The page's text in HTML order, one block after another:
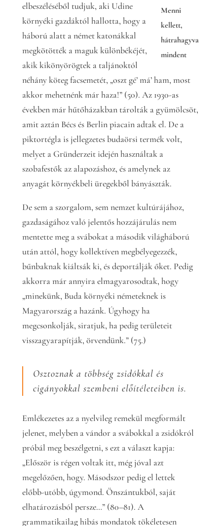
Menni
kellett,
hátrahagyva
mindent
elbeszéléséből tudjuk, aki Udine
környéki gazdáktól hallotta, hogy a
háború alatt a német katonákkal
megkötötték a maguk különbékéjét,
akik kikönyörögtek a taljánoktól
néhány köteg facsemetét, „oszt gé’ má’ ham, most
akkor mehetnénk már haza!” (50). Az 1930-as
években már hűtőházakban tárolták a gyümölcsöt,
amit aztán Bécs és Berlin piacain adtak el. De a
piktortégla is jellegzetes budaörsi termék volt,
melyet a Gründerzeit idején használtak a
szobafestők az alapozáshoz, és amelynek az
anyagát környékbeli üregekből bányászták.
De sem a szorgalom, sem nemzet kultúrájához,
gazdaságához való jelentős hozzájárulás nem
mentette meg a svábokat a második világháború
után attól, hogy kollektíven megbélyegezzék,
bűnbaknak kiáltsák ki, és deportálják őket. Pedig
akkorra már annyira elmagyarosodtak, hogy
„minekünk, Buda környéki németeknek is
Magyarország a hazánk. Úgyhogy ha
megcsonkolják, siratjuk, ha pedig területeit
visszagyarapítják, örvendünk.” (75.)
Osztoznak a többség zsidókkal és
cigányokkal szembeni előítéleteiben is.
Emlékezetes az a nyelvileg remekül megformált
jelenet, melyben a vándor a svábokkal a zsidókról
próbál meg beszélgetni, s ezt a választ kapja:
„Először is régen voltak itt, még jóval azt
megelőzően, hogy. Másodszor pedig el lettek
előbb-utóbb, úgymond. Önszántukból, saját
elhatározásból persze…” (80–81). A
grammatikailag hibás mondatok tökéletesen